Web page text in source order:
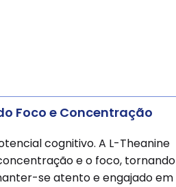
Foco e Concentração
cognitivo. A L-Theanine
e o foco, tornando
se atento e engajado em